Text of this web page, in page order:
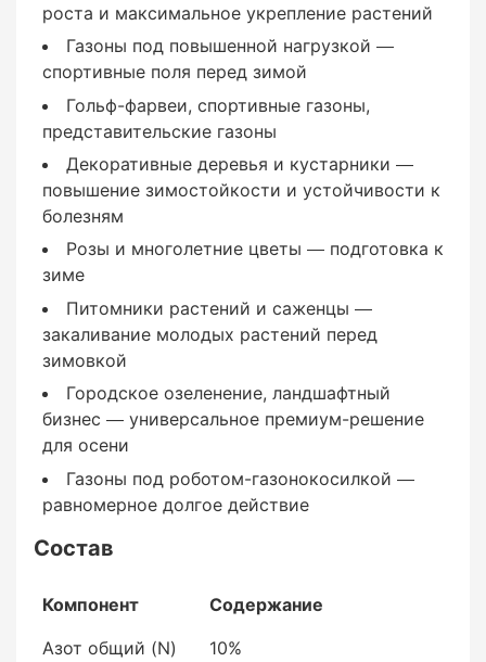
Содержание
Азот общий (N)
10%
— нитратный + аммонийный
~4%
роста и максимальное укрепление растений
Газоны под повышенной нагрузкой —
спортивные поля перед зимой
Гольф-фарвеи, спортивные газоны,
представительские газоны
Декоративные деревья и кустарники —
повышение зимостойкости и устойчивости к
болезням
Розы и многолетние цветы — подготовка к
зиме
Питомники растений и саженцы —
закаливание молодых растений перед
зимовкой
Городское озеленение, ландшафтный
бизнес — универсальное премиум-решение
для осени
Газоны под роботом-газонокосилкой —
равномерное долгое действие
Состав
Компонент
Содержание
Азот общий (N)
10%